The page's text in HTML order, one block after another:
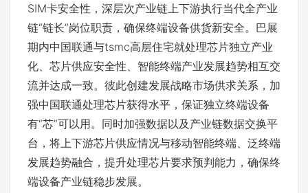
SIM卡安全性，深层次产业链上下游执行当代全产业
链“链长”岗位职责，确保终端设备供货新安全。巴展
期内中国联通与tsmc高层住宅就处理芯片独立产业
化、芯片供应安全性、智能终端产业发展趋势相互交
流并达成一致。彼此创建发展战略市场供求关系，加
强中国联通处理芯片获得水平，保证独立终端设备
有“芯”可以用。同时加强数据以及产业链数据交换平
台，将上下游芯片供应情况与移动智能终端、泛终端
发展趋势融合，提升处理芯片要求预判能力，确保终
端设备产业链稳步发展。